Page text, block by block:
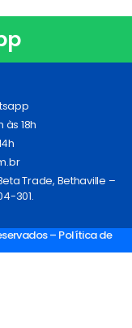
18h
Trade, Bethaville –
301.
– Política de